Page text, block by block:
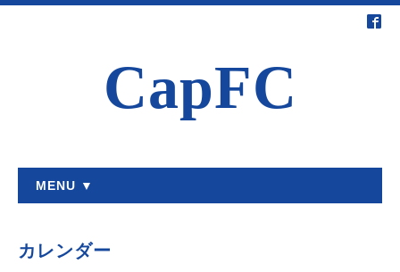
CapFC
MENU ▼
カレンダー